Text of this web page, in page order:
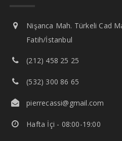
Nişanca Mah. Türkeli Cad
Fatih/İstanbul
(212) 458 25 25
(532) 300 86 65
pierrecassi@gmail.com
Hafta İçi - 08:00-19:00